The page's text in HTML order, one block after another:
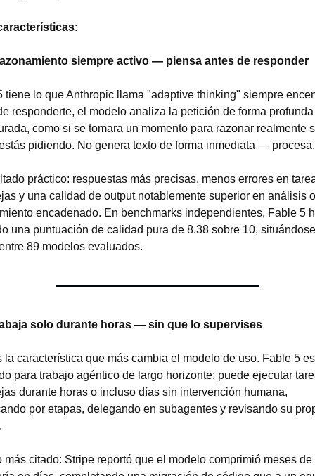
siempre activo — piensa antes de responder
tiene lo que Anthropic llama "adaptive thinking" siempre
responderte, el modelo analiza la petición de forma
como si se tomara un momento para razonar realmente
pidiendo. No genera texto de forma inmediata — procesa.
práctico: respuestas más precisas, menos errores en
y una calidad de output notablemente superior en análisis o
encadenado. En benchmarks independientes, Fable 5
una puntuación de calidad pura de 8.38 sobre 10,
89 modelos evaluados.
solo durante horas — sin que lo supervises
la característica que más cambia el modelo de uso. Fable 5
para trabajo agéntico de largo horizonte: puede ejecutar
durante horas o incluso días sin intervención humana,
por etapas, delegando en subagentes y revisando su
más citado: Stripe reportó que el modelo comprimió meses de